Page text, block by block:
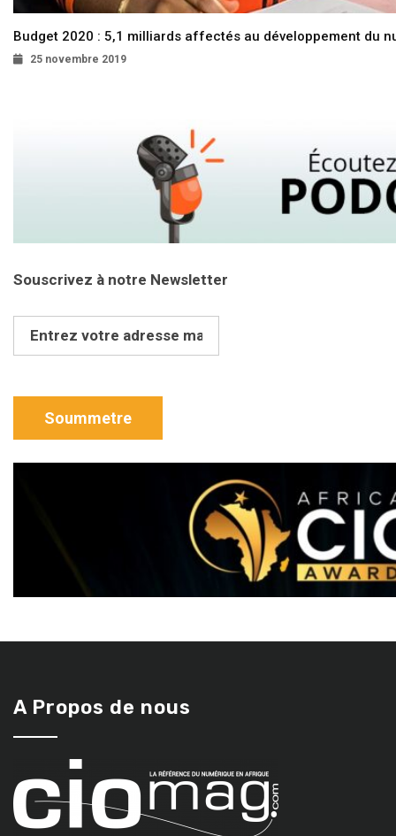
Budget 2020 : 5,1 milliards affectés au développement du
25 novembre 2019
Souscrivez à notre Newsletter
A Propos de nous